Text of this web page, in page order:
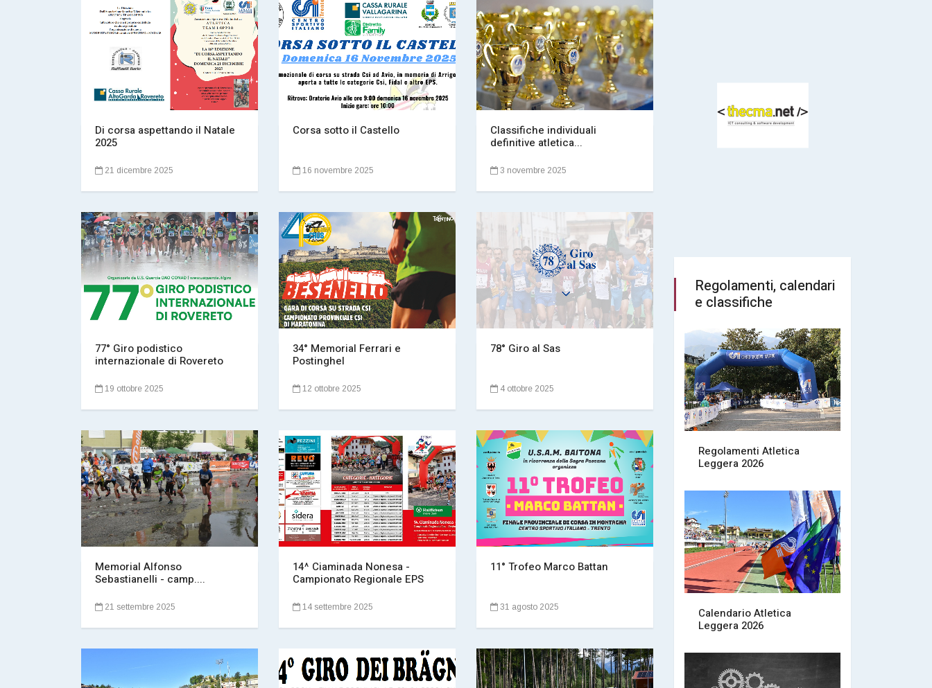
Di corsa aspettando il Natale
2025
21 dicembre 2025
Corsa sotto il Castello
16 novembre 2025
Classifiche individuali
definitive atletica...
3 novembre 2025
77° Giro podistico
internazionale di Rovereto
19 ottobre 2025
34° Memorial Ferrari e
Postinghel
12 ottobre 2025
78° Giro al Sas
4 ottobre 2025
Memorial Alfonso
Sebastianelli - camp....
21 settembre 2025
14^ Ciaminada Nonesa -
Campionato Regionale EPS
14 settembre 2025
11° Trofeo Marco Battan
31 agosto 2025
Regolamenti, calendari
e classifiche
Regolamenti Atletica
Leggera 2026
Calendario Atletica
Leggera 2026